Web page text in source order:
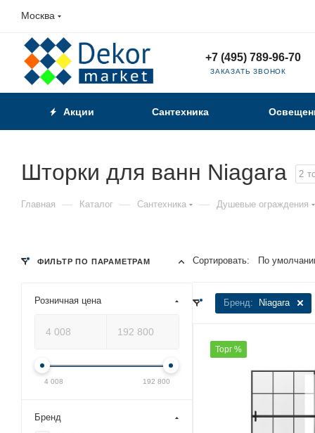
Москва
+7 (495) 789-96-70
ЗАКАЗАТЬ ЗВОНОК
Акции Сантехника
Шторки для ванн Niagara 2
Главная — Каталог — Сантехника — Душевые ограждения
Сортировать: По
Бренд: Niagara
Торг %
ФИЛЬТР ПО ПАРАМЕТРАМ
Розничная цена
4 008 192 800
Бренд